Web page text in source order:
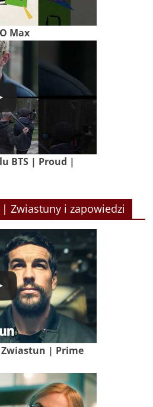
Max
BTS | Proud |
Zwiastuny i zapowiedzi
| Prime